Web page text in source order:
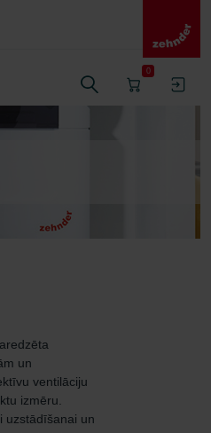
0
un
ventilāciju
izmēru.
uzstādīšanai un